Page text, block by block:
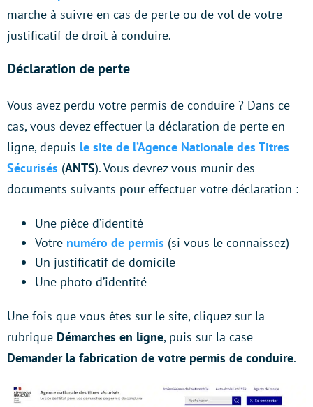
marche à suivre en cas de perte ou de vol de votre
justificatif de droit à conduire.
Déclaration de perte
Vous avez perdu votre permis de conduire ? Dans ce
cas, vous devez effectuer la déclaration de perte en
ligne, depuis le site de l’Agence Nationale des Titres
Sécurisés (ANTS). Vous devrez vous munir des
documents suivants pour effectuer votre déclaration :
Une pièce d’identité
Votre numéro de permis (si vous le connaissez)
Un justificatif de domicile
Une photo d’identité
Une fois que vous êtes sur le site, cliquez sur la
rubrique Démarches en ligne, puis sur la case
Demander la fabrication de votre permis de conduire.